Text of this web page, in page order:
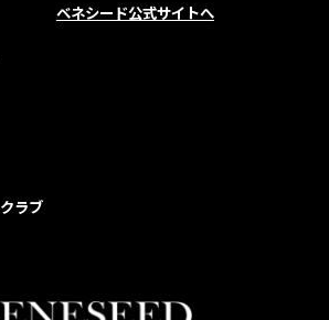
ラブ
ベネシード公式サイトへ